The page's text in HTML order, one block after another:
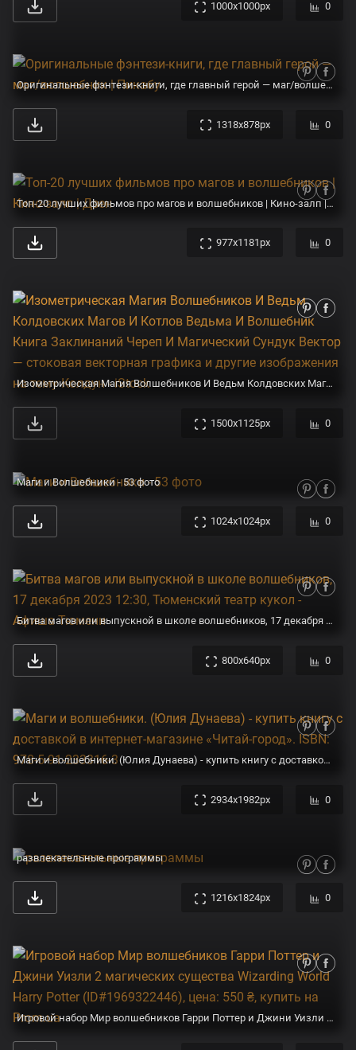
1000x1000px 0
Оригинальные фэнтези-книги, где главный герой — маг/волшебник | Пикабу
1318x878px 0
Топ-20 лучших фильмов про магов и волшебников | Кино-залп | Дзен
977x1181px 0
Изометрическая Магия Волшебников И Ведьм Колдовских Магов И Котлов Ведьма И Волшебник Книга Заклинаний Череп И Магический Сундук Вектор — стоковая векторная графика и другие изображения на тему Колдун - iStock
1500x1125px 0
Маги и Волшебники - 53 фото
1024x1024px 0
Битва магов или выпускной в школе волшебников, 17 декабря 2023 12:30, Тюменский театр кукол - Афиша Тюмени
800x640px 0
Маги и волшебники. (Юлия Дунаева) - купить книгу с доставкой в интернет-магазине «Читай-город». ISBN: 978-5-91-233316-3
2934x1982px 0
развлекательные программы
1216x1824px 0
Игровой набор Мир волшебников Гарри Поттер и Джини Уизли 2 магических существа Wizarding World Harry Potter (ID#1969322446), цена: 550 ₴, купить на Prom.ua